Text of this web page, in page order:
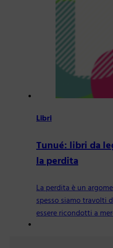
Libri
Tunué: libri da
la perdita
La perdita è un
spesso siamo travolti
essere ricondotti a